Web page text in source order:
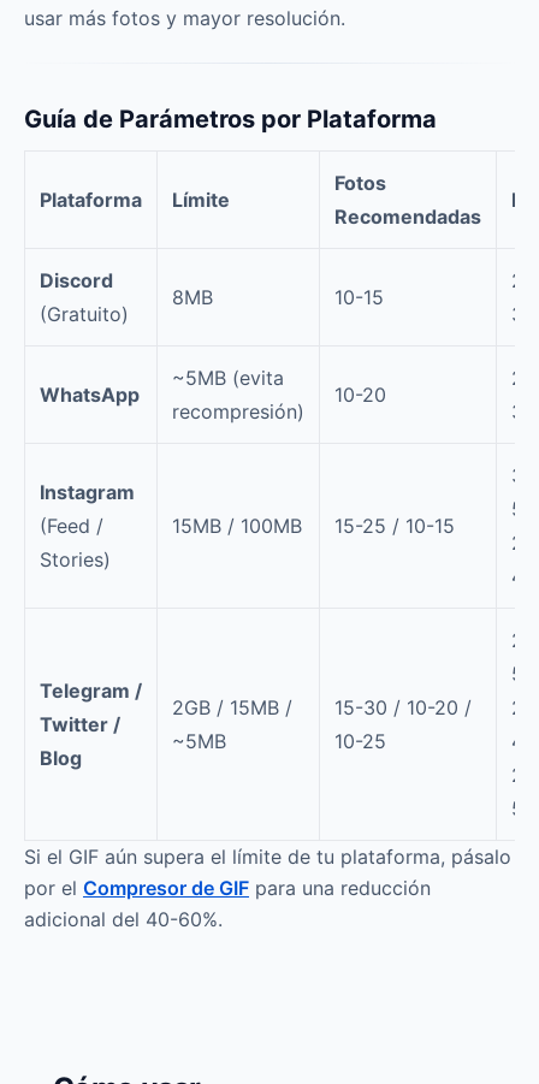
usar más fotos y mayor resolución.
Guía de Parámetros por Plataforma
Plataforma Límite
Fotos
Recomendadas
Discord
(Gratuito)
8MB 10-15
WhatsApp
~5MB (evita
recompresión)
10-20
Instagram
(Feed /
Stories)
15MB / 100MB 15-25 / 10-15
Telegram /
Twitter /
Blog
2GB / 15MB /
~5MB
15-30 / 10-20 /
10-25
Si el GIF aún supera el límite de tu plataforma, pásalo
por el Compresor de GIF para una reducción
adicional del 40-60%.